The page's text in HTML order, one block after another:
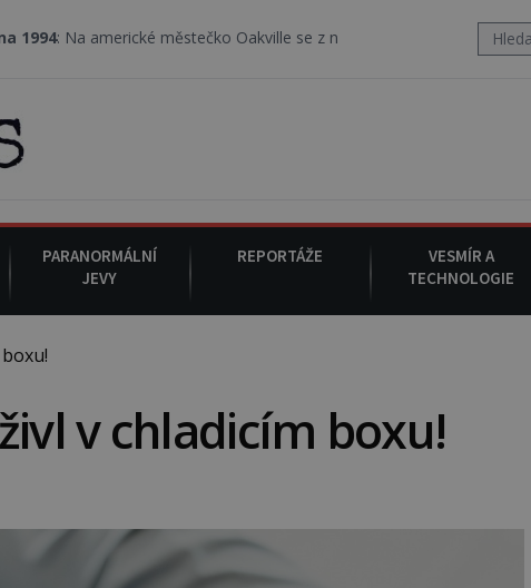
městečko Oakville se z nebe snáší podivná rosolovitá látka
PARANORMÁLNÍ
JEVY
REPORTÁŽE
VESMÍR A
TECHNOLOGIE
v chladicím boxu!